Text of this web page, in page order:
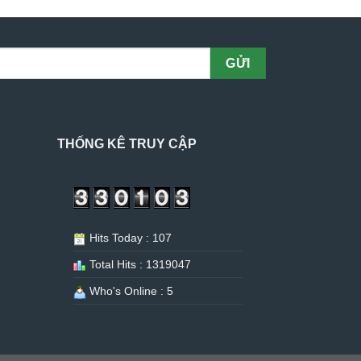
THỐNG KÊ TRUY CẬP
Hits Today : 107
Total Hits : 1319047
Who's Online : 5